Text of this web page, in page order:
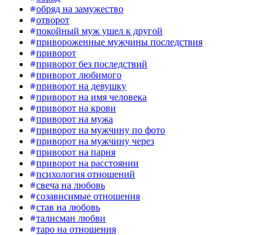
обряд на замужество
отворот
покойный муж ушел к другой
привороженные мужчины последствия
приворот
приворот без последствий
приворот любимого
приворот на девушку
приворот на имя человека
приворот на крови
приворот на мужа
приворот на мужчину по фото
приворот на мужчину через
приворот на парня
приворот на расстоянии
психология отношений
свеча на любовь
созависимые отношения
став на любовь
талисман любви
таро на отношения